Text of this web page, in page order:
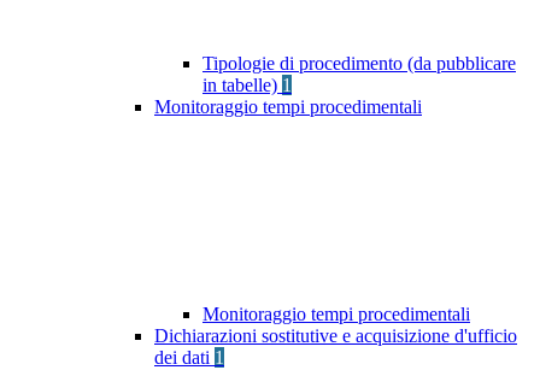
Tipologie di procedimento (da pubblicare
in tabelle) 1
Monitoraggio tempi procedimentali
Monitoraggio tempi procedimentali
Dichiarazioni sostitutive e acquisizione d'ufficio
dei dati 1